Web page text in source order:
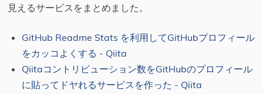
見えるサービスをまとめました。
GitHub Readme Stats を利用してGitHubプロフィール
をカッコよくする - Qiita
Qiitaコントリビューション数をGitHubのプロフィール
に貼ってドヤれるサービスを作った - Qiita